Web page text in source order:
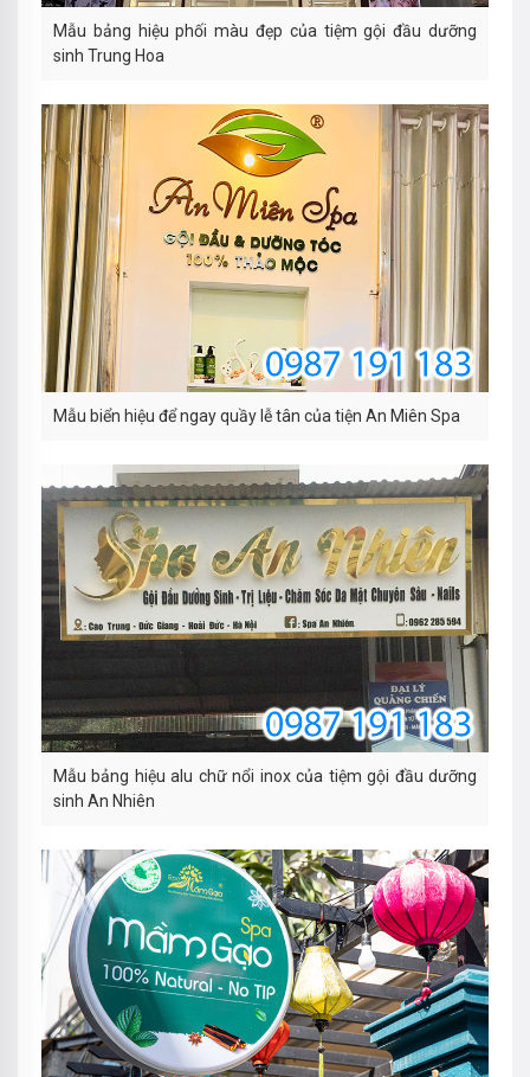
Mẫu bảng hiệu phối màu đẹp của tiệm gội đầu dưỡng
sinh Trung Hoa
Mẫu biển hiệu để ngay quầy lễ tân của tiện An Miên Spa
Mẫu bảng hiệu alu chữ nổi inox của tiệm gội đầu dưỡng
sinh An Nhiên